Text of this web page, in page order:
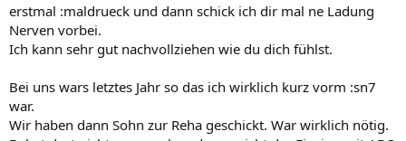
erstmal :maldrueck und dann schick ich dir mal ne Ladung
Nerven vorbei.
Ich kann sehr gut nachvollziehen wie du dich fühlst.
Bei uns wars letztes Jahr so das ich wirklich kurz vorm :sn7
war.
Wir haben dann Sohn zur Reha geschickt. War wirklich nötig.